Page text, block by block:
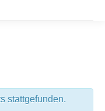
stattgefunden.